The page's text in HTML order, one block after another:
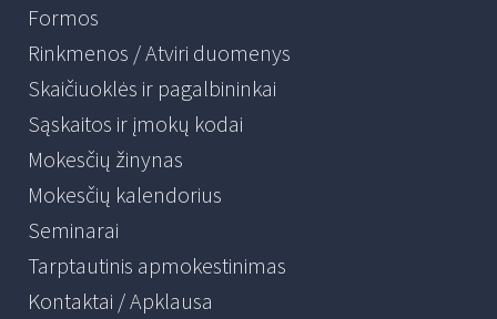
Formos
Rinkmenos / Atviri duomenys
Skaičiuoklės ir pagalbininkai
Sąskaitos ir įmokų kodai
Mokesčių žinynas
Mokesčių kalendorius
Seminarai
Tarptautinis apmokestinimas
Kontaktai / Apklausa